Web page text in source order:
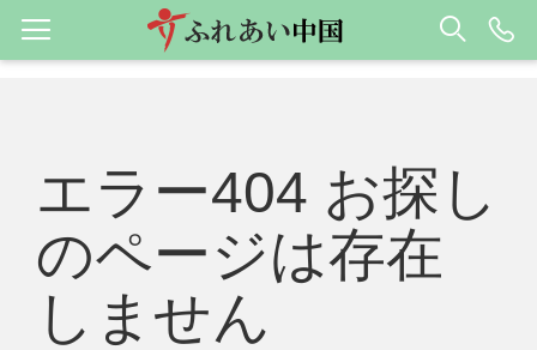
エラー404 お探し
のページは存在
しません